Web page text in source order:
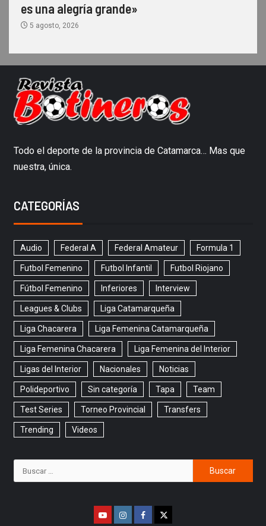
es una alegría grande»
5 agosto, 2026
Todo el deporte de la provincia de Catamarca… Mas que
nuestra, única.
CATEGORÍAS
Audio Federal A Federal Amateur Formula 1
Futbol Femenino Futbol Infantil Futbol Riojano
Fútbol Femenino Inferiores Interview
Leagues & Clubs Liga Catamarqueña
Liga Chacarera Liga Femenina Catamarqueña
Liga Femenina Chacarera Liga Femenina del Interior
Ligas del Interior Nacionales Noticias
Polideportivo Sin categoría Tapa Team
Test Series Torneo Provincial Transfers
Trending Videos